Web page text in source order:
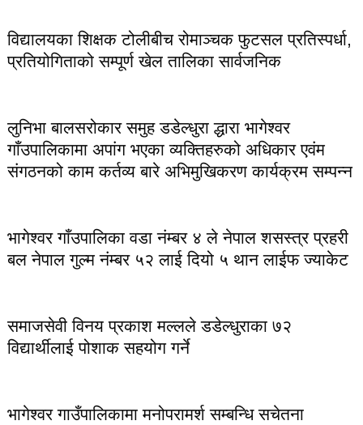
विद्यालयका शिक्षक टोलीबीच रोमाञ्चक फुटसल प्रतिस्पर्धा,
प्रतियोगिताको सम्पूर्ण खेल तालिका सार्वजनिक
लुनिभा बालसरोकार समुह डडेल्धुरा द्धारा भागेश्वर
गाँउपालिकामा अपांग भएका व्यक्तिहरुको अधिकार एवंम
संगठनको काम कर्तव्य बारे अभिमुखिकरण कार्यक्रम सम्पन्न
भागेश्वर गाँउपालिका वडा नंम्बर ४ ले नेपाल शसस्त्र प्रहरी
बल नेपाल गुल्म नंम्बर ५२ लाई दियो ५ थान लाईफ ज्याकेट
समाजसेवी विनय प्रकाश मल्लले डडेल्धुराका ७२
विद्यार्थीलाई पोशाक सहयोग गर्ने
भागेश्वर गाउँपालिकामा मनोपरामर्श सम्बन्धि सचेतना